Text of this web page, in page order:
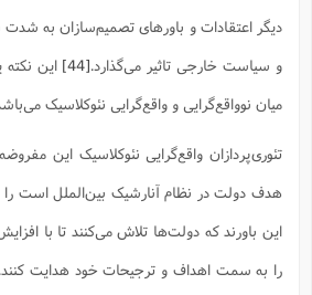
دیگر اعتقادات و باورهای تصمیم‌سازان به شدت
و سیاست خارجی تاثیر می‌گذارد.[44]
این نکته
میان نوواقع‌گرایی و واقع‌گرایی نئوکلاسیک
تئوری‌پردازان واقع‌گرایی نئوکلاسیک این
هدف دولت در نظام آنارشیک بین‌الملل است
این باورند که دولت‌ها تلاش می‌کنند تا با
را به سمت اهداف و ترجیحات خود هدایت کنند.